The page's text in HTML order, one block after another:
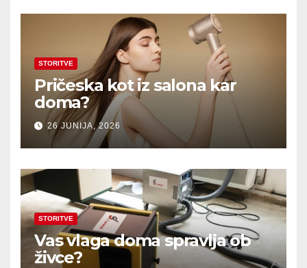
STORITVE
Pričeska kot iz salona kar
doma?
26 JUNIJA, 2026
STORITVE
Vas vlaga doma spravlja ob
živce?